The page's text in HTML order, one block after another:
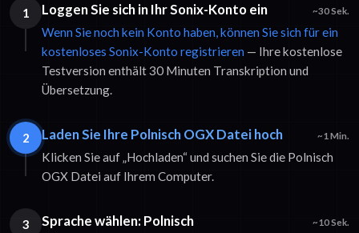
1 Loggen Sie sich in Ihr Sonix-Konto ein ~30 Sek.
Wenn Sie noch kein Konto haben, können Sie sich für ein
kostenloses Sonix-Konto registrieren — Ihre kostenlose
Testversion enthält 30 Minuten Transkription und
Übersetzung.
2 Laden Sie Ihre Polnisch OGX Datei hoch ~1 Min.
Klicken Sie auf „Hochladen“ und suchen Sie die Polnisch
OGX Datei auf Ihrem Computer.
3 Sprache wählen: Polnisch ~10 Sek.